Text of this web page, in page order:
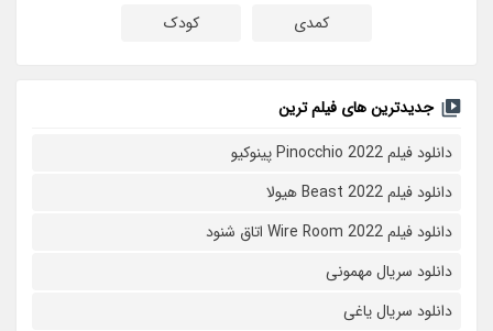
کمدی
کودک
جدیدترین های فیلم ترین
دانلود فیلم Pinocchio 2022 پینوکیو
دانلود فیلم Beast 2022 هیولا
دانلود فیلم Wire Room 2022 اتاق شنود
دانلود سریال مهمونی
دانلود سریال یاغی